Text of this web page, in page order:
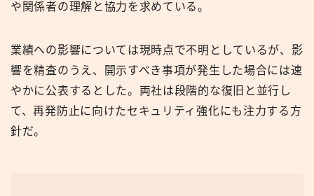
や関係者の理解と協力を求めている。
業績への影響については現時点で不明としているが、影
響を精査のうえ、開示すべき事項が発生した場合には速
やかに公表するとした。両社は段階的な復旧と並行し
て、再発防止に向けたセキュリティ強化にも注力する方
針だ。